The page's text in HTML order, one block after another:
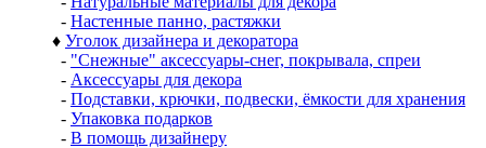
- Настенные панно, растяжки
♦ Уголок дизайнера и декоратора
- "Снежные" аксессуары-снег, покрывала, спреи
- Аксессуары для декора
- Подставки, крючки, подвески, ёмкости для хранения
- Упаковка подарков
- В помощь дизайнеру